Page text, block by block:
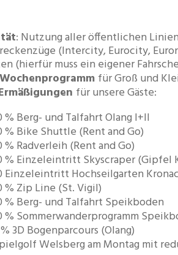
: Nutzung aller öffentlichen
(Intercity, Eurocity,
(hierfür muss ein eigener
Wochenprogramm für Groß und
für unsere Gäste:
% Berg- und Talfahrt Olang I+II
% Bike Shuttle (Rent and Go)
% Radverleih (Rent and Go)
% Einzeleintritt Skyscraper (Gipfel
Einzeleintritt Hochseilgarten
% Zip Line (St. Vigil)
% Berg- und Talfahrt Speikboden
% Sommerwanderprogramm
3D Bogenparcours (Olang)
Welsberg am Montag mit